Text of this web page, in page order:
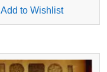
Add to Wishlist